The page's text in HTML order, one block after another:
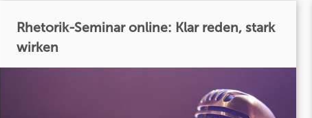
Rhetorik-Seminar online: Klar reden, stark
wirken